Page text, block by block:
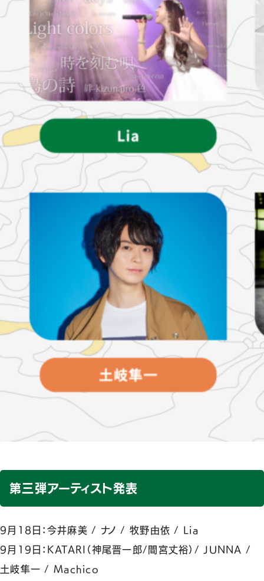
第三弾アーティスト発表
9月18日：今井麻美 / ナノ / 牧野由依 / Lia
9月19日：KATARI（神尾晋一郎/間宮丈裕）/ JUNNA /
土岐隼一 / Machico